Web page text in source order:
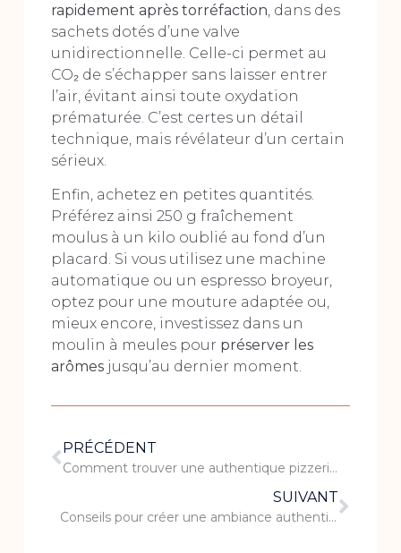
rapidement après torréfaction, dans des
sachets dotés d’une valve
unidirectionnelle. Celle-ci permet au
CO₂ de s’échapper sans laisser entrer
l’air, évitant ainsi toute oxydation
prématurée. C’est certes un détail
technique, mais révélateur d’un certain
sérieux.
Enfin, achetez en petites quantités.
Préférez ainsi 250 g fraîchement
moulus à un kilo oublié au fond d’un
placard. Si vous utilisez une machine
automatique ou un espresso broyeur,
optez pour une mouture adaptée ou,
mieux encore, investissez dans un
moulin à meules pour préserver les
arômesjusqu’au dernier moment.
PRÉCÉDENT
Comment trouver une authentique pizzeria à Montpellier ?
SUIVANT
Conseils pour créer une ambiance authentique dans votre restaurant